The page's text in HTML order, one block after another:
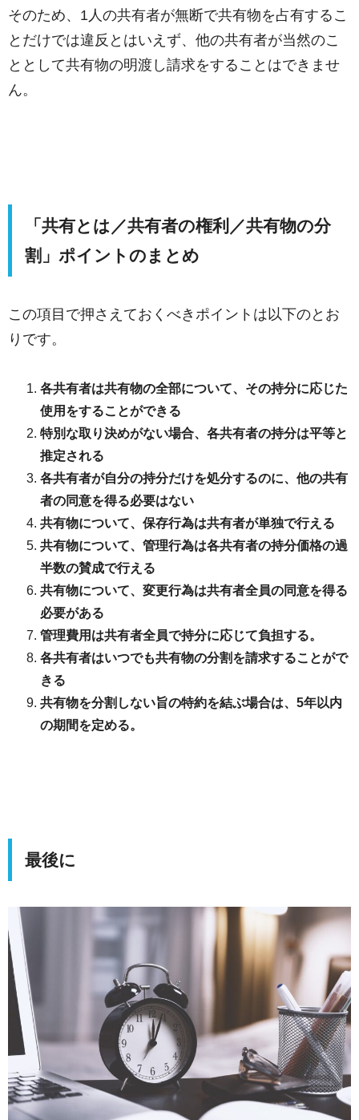
そのため、1人の共有者が無断で共有物を占有するこ
とだけでは違反とはいえず、他の共有者が当然のこ
ととして共有物の明渡し請求をすることはできませ
ん。
「共有とは／共有者の権利／共有物の分
割」ポイントのまとめ
この項目で押さえておくべきポイントは以下のとお
りです。
各共有者は共有物の全部について、その持分に応じた
使用をすることができる
特別な取り決めがない場合、各共有者の持分は平等と
推定される
各共有者が自分の持分だけを処分するのに、他の共有
者の同意を得る必要はない
共有物について、保存行為は共有者が単独で行える
共有物について、管理行為は各共有者の持分価格の過
半数の賛成で行える
共有物について、変更行為は共有者全員の同意を得る
必要がある
管理費用は共有者全員で持分に応じて負担する。
各共有者はいつでも共有物の分割を請求することがで
きる
共有物を分割しない旨の特約を結ぶ場合は、5年以内
の期間を定める。
最後に